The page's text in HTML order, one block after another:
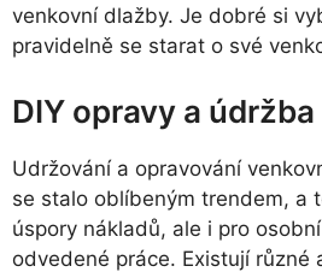
venkovní dlažby. Je dobré si
pravidelně se starat o své
DIY opravy a
Udržování a opravování
se stalo oblíbeným trendem, a
úspory nákladů, ale i pro
odvedené práce. Existují různé